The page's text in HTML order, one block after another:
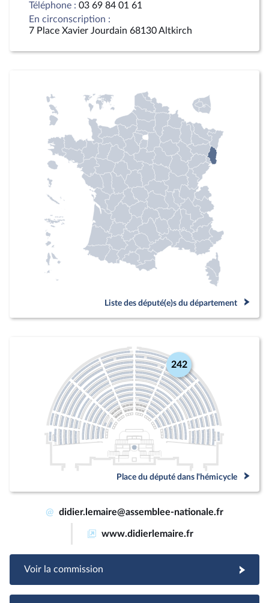
Téléphone : 03 69 84 01 61
En circonscription :
7 Place Xavier Jourdain 68130 Altkirch
Liste des député(e)s du département
242
Place du député dans l'hémicycle
@ didier.lemaire@assemblee-nationale.fr
www.didierlemaire.fr
Voir la commission